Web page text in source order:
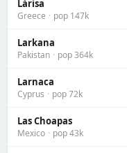
Lárisa
Greece · pop 147k
Larkana
Pakistan · pop 364k
Larnaca
Cyprus · pop 72k
Las Choapas
Mexico · pop 43k